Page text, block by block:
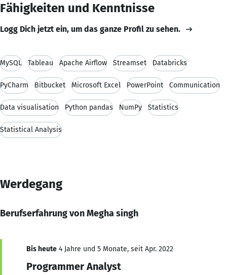
Fähigkeiten und Kenntnisse
Logg Dich jetzt ein, um das ganze Profil zu sehen.
MySQL Tableau Apache Airflow Streamset Databricks
PyCharm Bitbucket Microsoft Excel PowerPoint Communication
Data visualisation Python pandas NumPy Statistics
Statistical Analysis
Werdegang
Berufserfahrung von Megha singh
Bis heute 4 Jahre und 5 Monate, seit Apr. 2022
Programmer Analyst